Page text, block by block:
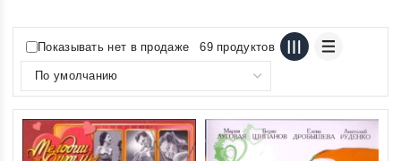
Показывать нет в продаже 69 продуктов